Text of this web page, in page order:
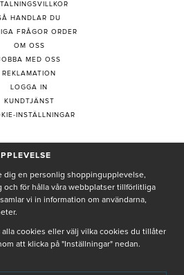
HANDLAR DU
FRÅGOR ORDER
OM OSS
MED OSS
REKLAMATION
LOGGA IN
KUNDTJÄNST
INSTÄLLNINGAR
PÅ NYHETSBREV
accepterar jag Seth och Sallyintegritetspolicy
kommer endast användas till våra nyhetsbrev.
dig en personlig shoppingupplevelse,
och för hålla våra webbplatser tillförlitliga
vi in information om användarna,
alla cookies eller välj vilka cookies du tillåter
att klicka på "Inställningar" nedan.